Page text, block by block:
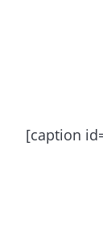
[caption